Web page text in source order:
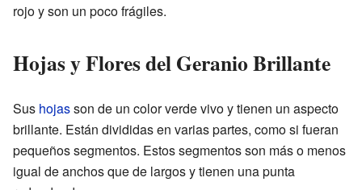
rojo y son un poco frágiles.
Hojas y Flores del Geranio Brillante
Sus hojasson de un color verde vivo y tienen un aspecto
brillante. Están divididas en varias partes, como si fueran
pequeños segmentos. Estos segmentos son más o menos
igual de anchos que de largos y tienen una punta